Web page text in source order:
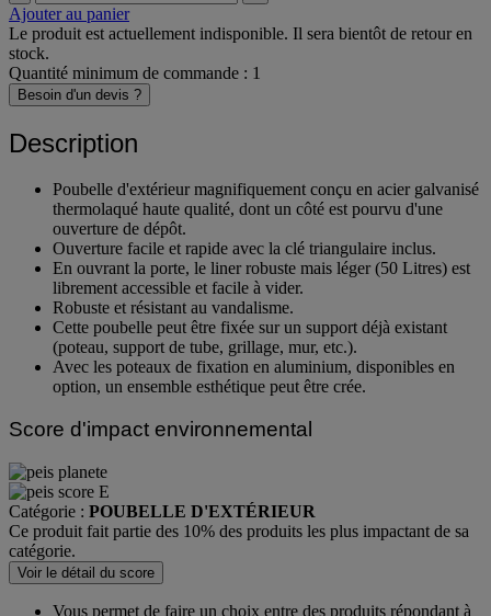
- +
Ajouter au panier
Le produit est actuellement indisponible. Il sera bientôt de retour en
stock.
Quantité minimum de commande : 1
Besoin d'un devis ?
Description
Poubelle d'extérieur magnifiquement conçu en acier galvanisé
thermolaqué haute qualité, dont un côté est pourvu d'une
ouverture de dépôt.
Ouverture facile et rapide avec la clé triangulaire inclus.
En ouvrant la porte, le liner robuste mais léger (50 Litres) est
librement accessible et facile à vider.
Robuste et résistant au vandalisme.
Cette poubelle peut être fixée sur un support déjà existant
(poteau, support de tube, grillage, mur, etc.).
Avec les poteaux de fixation en aluminium, disponibles en
Score d'impact environnemental
Catégorie :POUBELLE D'EXTÉRIEUR
Ce produit fait partie des 10% des produits les plus impactant de sa
catégorie.